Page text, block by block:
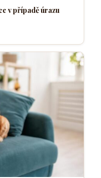
v případě úrazu